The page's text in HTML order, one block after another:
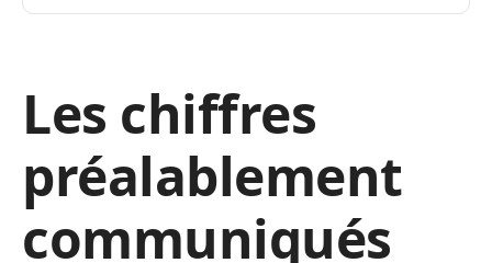
Les chiffres
préalablement
communiqués